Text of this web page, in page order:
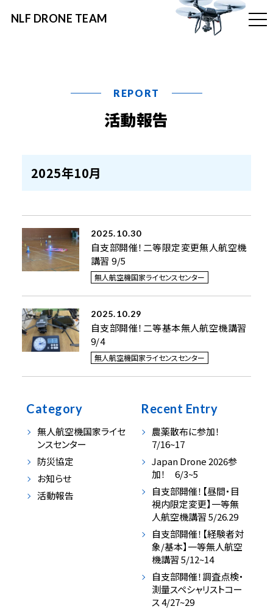
NLF DRONE TEAM
REPORT
活動報告
2025年10月
2025.10.30
自支部開催！二等限定変更無人航空機
講習 9/5
無人航空機国家ライセンスセンター
2025.10.29
自支部開催！二等基本無人航空機講習
9/4
無人航空機国家ライセンスセンター
Category
無人航空機国家ライセ
ンスセンター
防災協定
お知らせ
活動報告
Recent Entry
農薬散布に参加！
7/16~17
Japan Drone 2026参
加！ 6/3~5
自支部開催！【昼間・目
視内限定変更】一等無
人航空機講習 5/26.29
自支部開催！【経験者対
象/基本】一等無人航空
機講習 5/12~14
自支部開催！調査点検・
測量スペシャリストコー
ス 4/27~29
t
o